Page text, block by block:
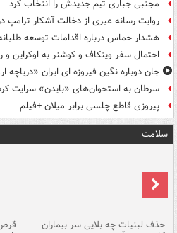
مجتبی جباری تیم جدیدش را انتخاب کرد
روایت رسانه عبری از دخالت آشکار ترامپ
هشدار حماس درباره اقدامات توسعه
احتمال سفر ویتکاف و کوشنر به اوکراین و
جان دوباره نگین فیروزه ای ایران «دریاچه
سرطان به استخوان‌های «بایدن» سرایت
پیروزی قاطع چلسی برابر میلان +فیلم
سلامت
حذف لبنیات چه بلایی سر بیماران